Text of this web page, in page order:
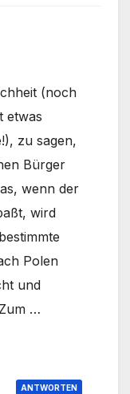
(noch
etwas
zu sagen,
Bürger
wenn der
wird
Polen
und
…
ANTWORTEN